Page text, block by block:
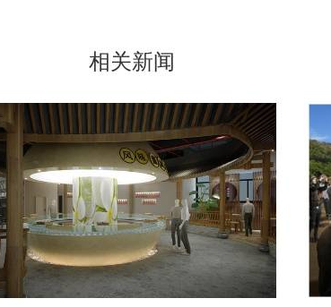
相关新闻